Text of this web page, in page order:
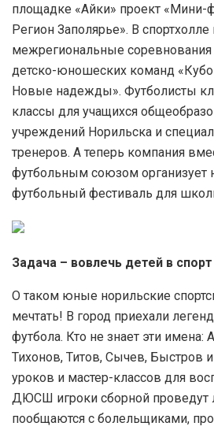
площадке «Айки» проект «Мини-
Регион Заполярье». В спортхолле
межрегиональные соревнования
детско-юношеских команд
Новые надежды». Футболисты
классы для учащихся
учреждений Норильска и
тренеров. А теперь компания
футбольным союзом организует
футбольный фестиваль для
Задача – вовлечь детей в спорт
О таком юные норильские
мечтать! В город приехали
футбола. Кто не знает эти
Тихонов, Титов, Сычев,
уроков и мастер-классов для
ДЮСШ игроки сборной проведут
пообщаются с болельщиками,